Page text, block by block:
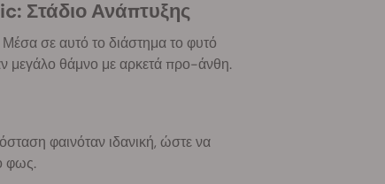
Στάδιο Ανάπτυξης
Μέσα σε αυτό το διάστημα το φυτό
μεγάλο θάμνο με αρκετά προ-άνθη.
φαινόταν ιδανική, ώστε να
φως.